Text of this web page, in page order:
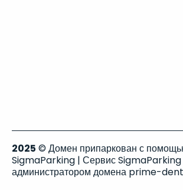
2025 © Домен припаркован с
SigmaParking | Сервис SigmaParking
администратором домена prime-